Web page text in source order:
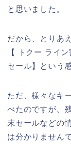
と思いました。
だから、とりあ
【 トクー ライ
セール】という
ただ、様々なキ
べたのですが、
末セールなどの
は分かりません